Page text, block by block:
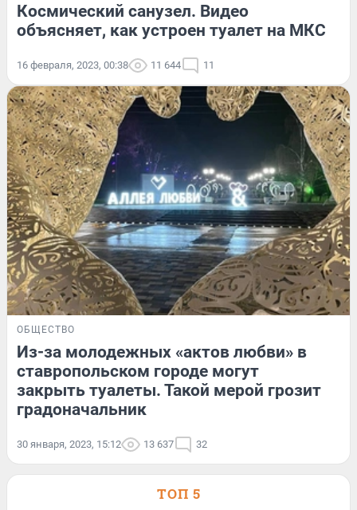
Космический санузел. Видео
объясняет, как устроен туалет на МКС
16 февраля, 2023, 00:38 11 644 11
ОБЩЕСТВО
Из-за молодежных «актов любви» в
ставропольском городе могут
закрыть туалеты. Такой мерой грозит
градоначальник
30 января, 2023, 15:12 13 637 32
ТОП 5